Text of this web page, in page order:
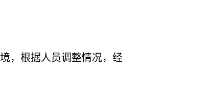
，根据人员调整情况，经